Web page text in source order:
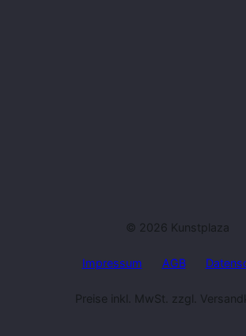
© 2026 Kunstplaza
Impressum AGB
Preise inkl. MwSt. zzgl.